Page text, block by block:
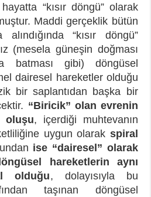
“kısır döngü” olarak
Maddi gerçeklik bütün
“kısır döngü”
(mesela güneşin doğması
gibi) döngüsel
dairesel hareketler olduğu
bir saplantıdan başka bir
“Biricik” olan evrenin
oluşu, içerdiği muhtevanın
uygun olarak spiral
ise “dairesel” olarak
hareketlerin aynı
olduğu, dolayısıyla bu
taşınan döngüsel